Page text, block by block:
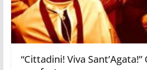
“Cittadini! Viva Sant’Agata!”